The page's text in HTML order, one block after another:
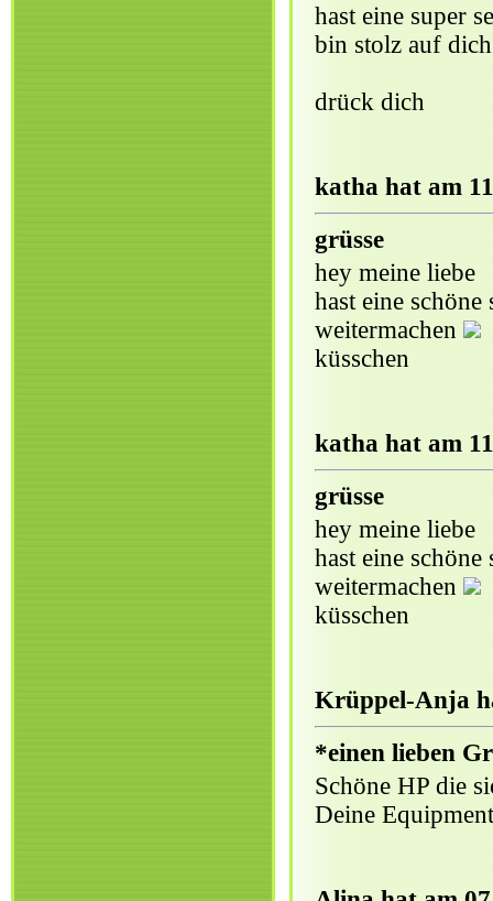
hast eine super
bin stolz auf dich
drück dich
katha hat am
grüsse
hey meine liebe
hast eine
weitermachen
küsschen
katha hat am
grüsse
hey meine liebe
hast eine
weitermachen
küsschen
Krüppel-Anja
*einen lieben
Schöne HP die
Deine